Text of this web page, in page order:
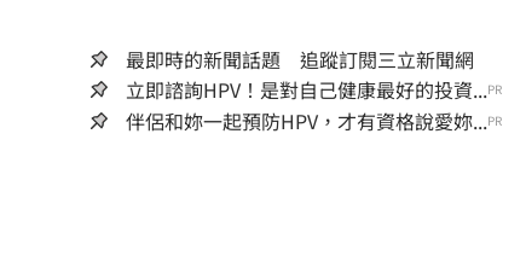
最即時的新聞話題 追蹤訂閱三立新聞網
立即諮詢HPV！是對自己健康最好的投資...PR
伴侶和妳一起預防HPV，才有資格說愛妳...PR